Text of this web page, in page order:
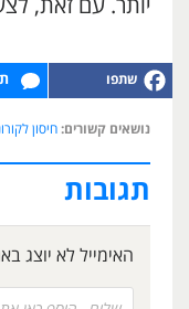
יותר. עם זאת,
נושאים קשורים: חיסון
תגובות
האימייל לא יוצג